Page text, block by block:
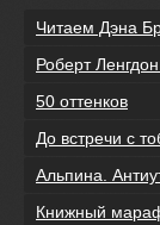
Читаем Дэна
Роберт
50 оттенков
До встречи с
Альпина.
Книжный